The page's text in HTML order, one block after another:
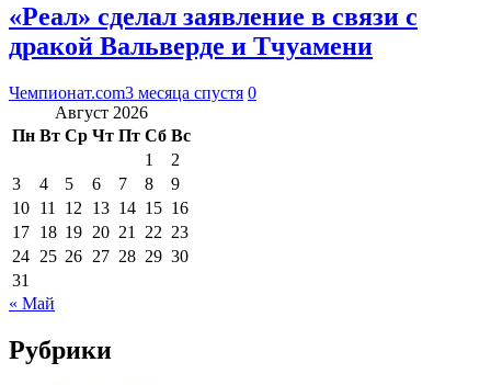
«Реал» сделал заявление в связи с
дракой Вальверде и Тчуамени
Чемпионат.com3 месяца спустя 0
Август 2026
Пн Вт Ср Чт Пт Сб Вс
1
2
3
4 5 6 7 8
9
10 11 12 13 14 15 16
17 18 19 20 21 22 23
24 25 26 27 28 29 30
31
« Май
Рубрики